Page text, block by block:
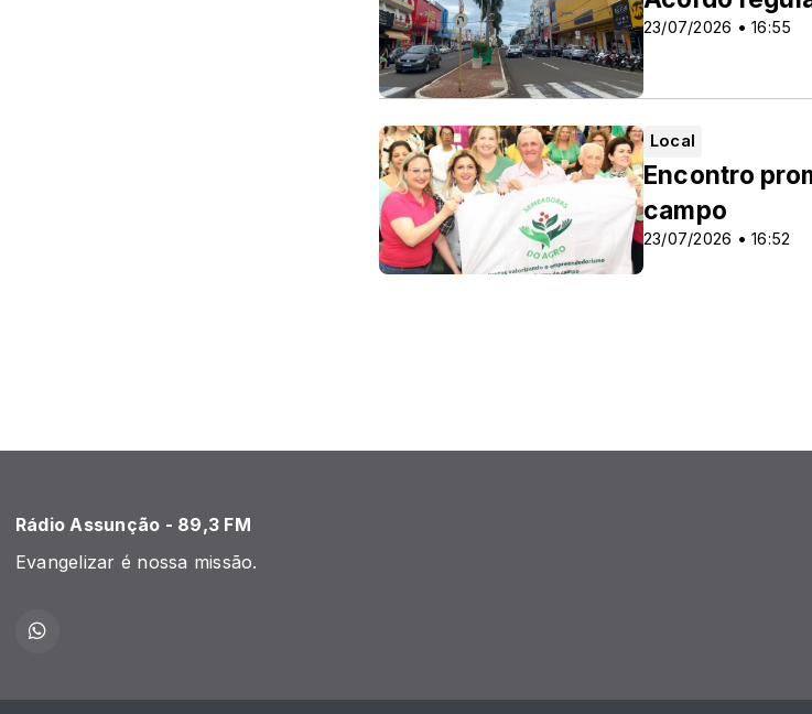
23/07/2026 • 16:55
Local
23/07/2026 • 16:52
Encontro
campo
Rádio Assunção - 89,3 FM
Evangelizar é nossa missão.